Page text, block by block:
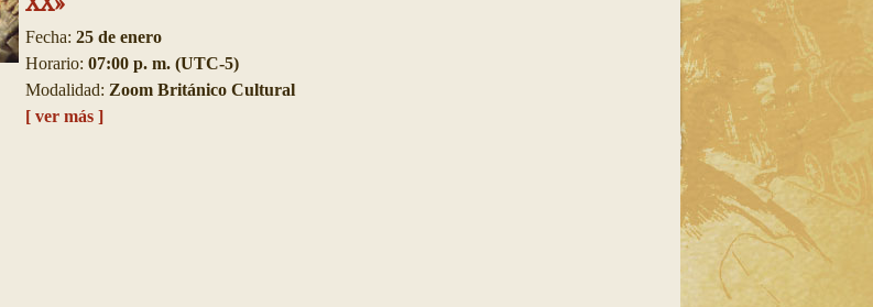
Fecha: 25 de enero
Horario: 07:00 p. m. (UTC-5)
Modalidad: Zoom Británico Cultural
[ ver más ]